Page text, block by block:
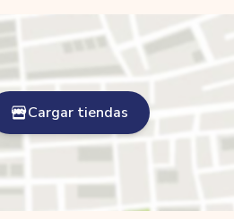
Cargar tiendas